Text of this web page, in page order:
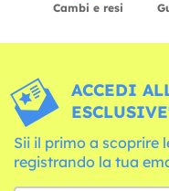
Cambi e resi
ACCEDI
Sii il primo a scoprire
registrando la tua